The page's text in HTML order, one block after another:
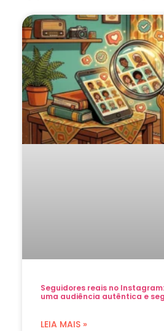
Seguidores reais no
uma audiência autêntica e
LEIA MAIS »